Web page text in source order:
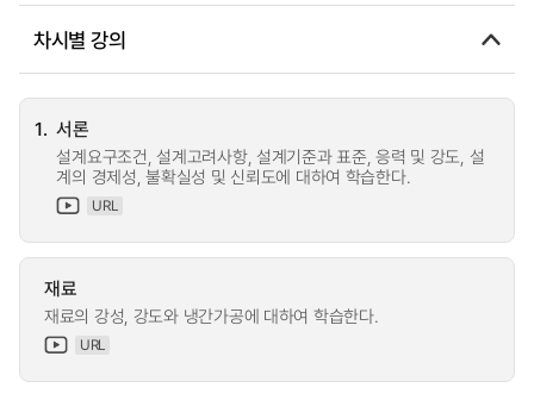
차시별 강의
1. 서론
설계요구조건, 설계고려사항, 설계기준과 표준, 응력 및 강도, 설
계의 경제성, 불확실성 및 신뢰도에 대하여 학습한다.
URL
재료
재료의 강성, 강도와 냉간가공에 대하여 학습한다.
URL